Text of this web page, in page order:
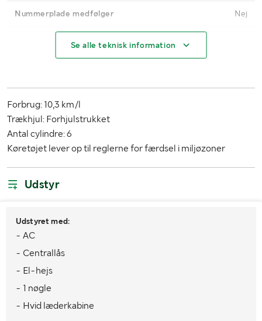
Nummerplade medfølger Nej
Brændstof
Antal nøgler
Miljøklasse
Køretøjsstatus Registreret
Synet til og med
MÅL OG VÆGT:
Se alle teknisk information
Forbrug: 10,3 km/l
Trækhjul: Forhjulstrukket
Antal cylindre: 6
Køretøjet lever op til reglerne for færdsel i miljøzoner
Udstyr
Udstyret med:
- AC
- Centrallås
- El-hejs
- 1 nøgle
- Hvid læderkabine